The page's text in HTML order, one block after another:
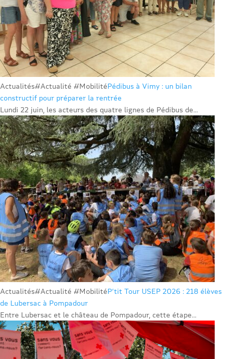
Actualités#Actualité #MobilitéPédibus à Vimy : un bilan
constructif pour préparer la rentrée
Lundi 22 juin, les acteurs des quatre lignes de Pédibus de...
Actualités#Actualité #MobilitéP’tit Tour USEP 2026 : 218 élèves
de Lubersac à Pompadour
Entre Lubersac et le château de Pompadour, cette étape...